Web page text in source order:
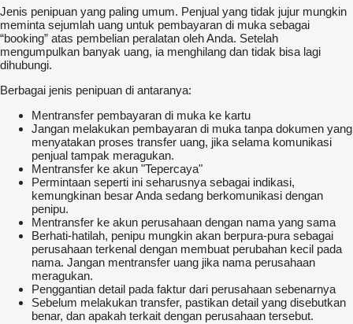
Jenis penipuan yang paling umum. Penjual yang tidak jujur mungkin
meminta sejumlah uang untuk pembayaran di muka sebagai
“booking” atas pembelian peralatan oleh Anda. Setelah
mengumpulkan banyak uang, ia menghilang dan tidak bisa lagi
dihubungi.
Berbagai jenis penipuan di antaranya:
Mentransfer pembayaran di muka ke kartu
Jangan melakukan pembayaran di muka tanpa dokumen yang
menyatakan proses transfer uang, jika selama komunikasi
penjual tampak meragukan.
Mentransfer ke akun "Tepercaya"
Permintaan seperti ini seharusnya sebagai indikasi,
kemungkinan besar Anda sedang berkomunikasi dengan
penipu.
Mentransfer ke akun perusahaan dengan nama yang sama
Berhati-hatilah, penipu mungkin akan berpura-pura sebagai
perusahaan terkenal dengan membuat perubahan kecil pada
nama. Jangan mentransfer uang jika nama perusahaan
meragukan.
Penggantian detail pada faktur dari perusahaan sebenarnya
Sebelum melakukan transfer, pastikan detail yang disebutkan
benar, dan apakah terkait dengan perusahaan tersebut.